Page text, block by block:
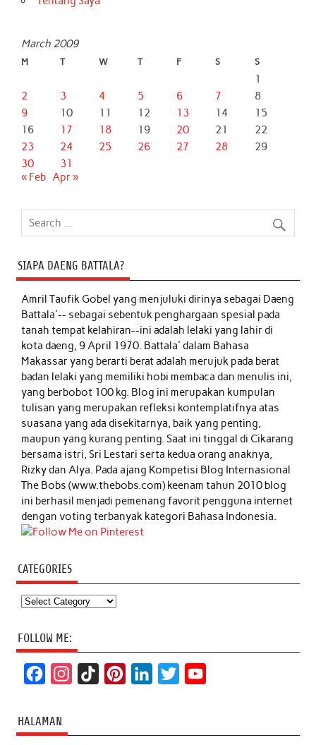
March 2009
M T W T F S S
1
2
3 4 5 6 7
8
9
10 11 12 13 14
15
16
17 18 19 20 21
22
23
24 25 26 27 28
29
30
31
« Feb Apr »
SIAPA DAENG BATTALA?
Amril Taufik Gobelyang menjuluki dirinya sebagai Daeng
Battala'-- sebagai sebentuk penghargaan spesial pada
tanah tempat kelahiran--ini adalah lelaki yang lahir di
kota daeng, 9 April 1970. Battala' dalam Bahasa
Makassar yang berarti berat adalah merujuk pada berat
badan lelaki yang memiliki hobi membaca dan menulis ini,
yang berbobot 100 kg. Blog ini merupakan kumpulan
tulisan yang merupakan refleksi kontemplatifnya atas
suasana yang ada disekitarnya, baik yang penting,
maupun yang kurang penting. Saat ini tinggal di Cikarang
bersama istri, Sri Lestari serta kedua orang anaknya,
Rizky dan Alya. Pada ajang Kompetisi Blog Internasional
The Bobs (www.thebobs.com) keenam tahun 2010 blog
ini berhasil menjadi pemenang favorit pengguna internet
dengan voting terbanyak kategori Bahasa Indonesia.
CATEGORIES
Categories
FOLLOW ME:
c
e
t
T
t
k
t
T
HALAMAN